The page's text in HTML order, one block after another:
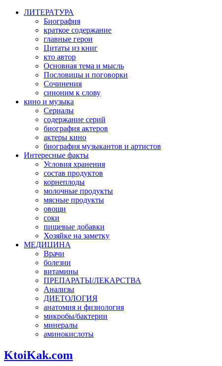
ЛИТЕРАТУРА
Биография
краткое содержание
главные герои
Цитаты из книг
кто автор
Основная тема и мысль
Пословицы и поговорки
Сочинения
синоним к слову
кино и музыка
Сериалы
содержание серий
биография актеров
актеры кино
биография музыкантов и артистов
Интересные факты
Условия хранения
состав продуктов
корнеплоды
молочные продукты
мясные продукты
овощи
соки
пищевые добавки
Хозяйке на заметку
МЕДИЦИНА
Врачи
болезни
витамины
ПРЕПАРАТЫ/ЛЕКАРСТВА
Анализы
ДИЕТОЛОГИЯ
анатомия и физиология
микробы/бактерии
минералы
аминокислоты
KtoiKak.com